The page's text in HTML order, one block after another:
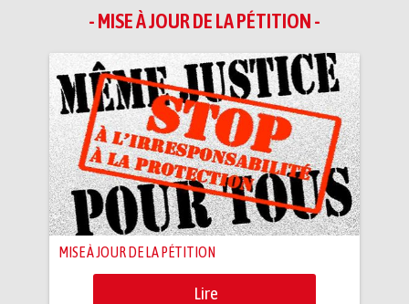
- MISE À JOUR DE LA PÉTITION -
MISE À JOUR DE LA PÉTITION
Lire